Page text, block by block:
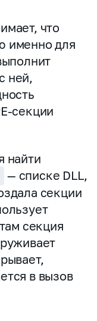
что
именно для
ней,
найти
— списке DLL,
секции
секция
в вызов